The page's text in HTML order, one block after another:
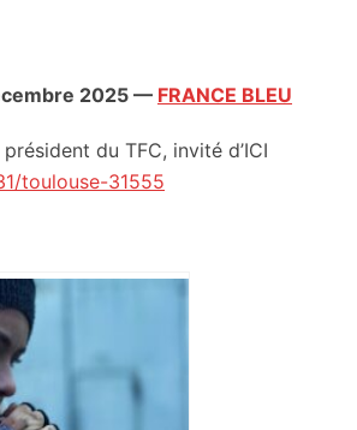
2025— FRANCE BLEU
du TFC, invité d’ICI
toulouse-31555